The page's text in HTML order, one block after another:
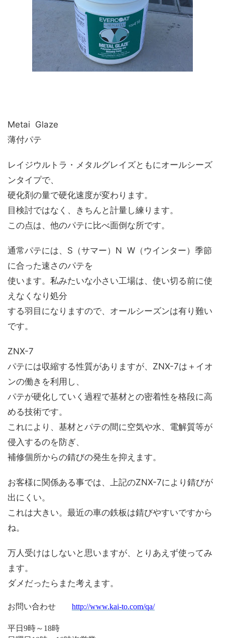
Metai Glaze
薄付パテ
レイジウルトラ・メタルグレイズともにオールシーズ
ンタイプで、
硬化剤の量で硬化速度が変わります。
目検討ではなく、きちんと計量し練ります。
この点は、他のパテに比べ面倒な所です。
通常パテには、S（サマー）N W（ウインター）季節
に合った速さのパテを
使います。私みたいな小さい工場は、使い切る前に使
えなくなり処分
する羽目になりますので、オールシーズンは有り難い
です。
ZNX-7
パテには収縮する性質がありますが、ZNX-7は＋イオ
ンの働きを利用し、
パテが硬化していく過程で基材との密着性を格段に高
める技術です。
これにより、基材とパテの間に空気や水、電解質等が
侵入するのを防ぎ、
補修個所からの錆びの発生を抑えます。
お客様に関係ある事では、上記のZNX-7により錆びが
出にくい。
これは大きい。最近の車の鉄板は錆びやすいですから
ね。
万人受けはしないと思いますが、とりあえず使ってみ
ます。
ダメだったらまた考えます。
お問い合わせ http://www.kai-to.com/qa/
平日9時～ 18時